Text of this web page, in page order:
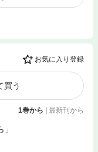
お気に入り登録
買う
1巻から | 最新刊から